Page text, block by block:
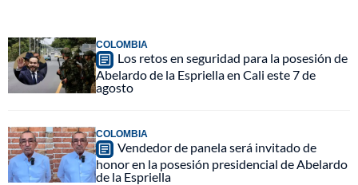
COLOMBIA
Los retos en seguridad para la posesión de
Abelardo de la Espriella en Cali este 7 de
agosto
COLOMBIA
Vendedor de panela será invitado de
honor en la posesión presidencial de Abelardo
de la Espriella